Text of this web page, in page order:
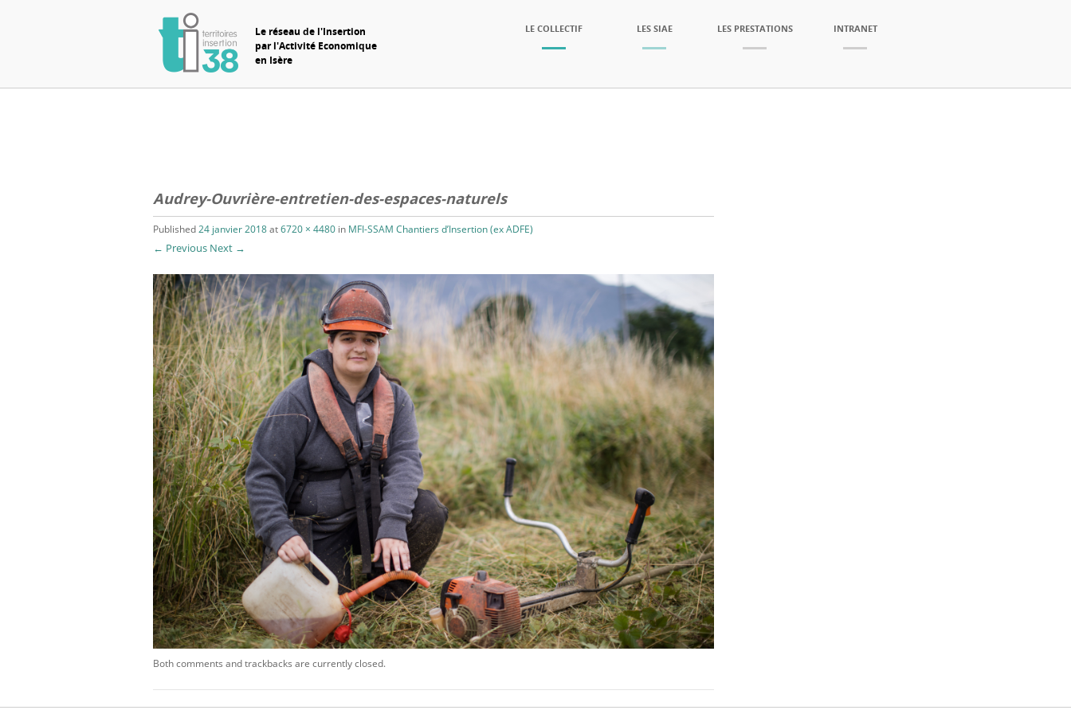
Le réseau de l'Insertion
par l'Activité Economique
en Isère
LE COLLECTIF LES SIAE LES PRESTATIONS INTRANET
Audrey-Ouvrière-entretien-des-espaces-naturels
Published24 janvier 2018at6720 × 4480 in MFI-SSAM Chantiers d’Insertion (ex ADFE)
← Previous Next →
Both comments and trackbacks are currently closed.